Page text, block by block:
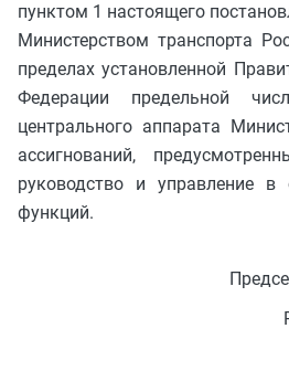
пунктом 1 настоящего
Министерством транспорта
пределах установленной
Федерации предельной
центрального аппарата
ассигнований,
руководство и управление в
функций.